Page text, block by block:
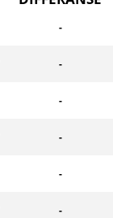
-
-
-
-
-
-